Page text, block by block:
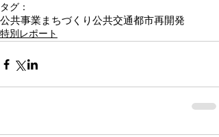
タグ：
公共事業 まちづくり公共交通都市再開発
特別レポート